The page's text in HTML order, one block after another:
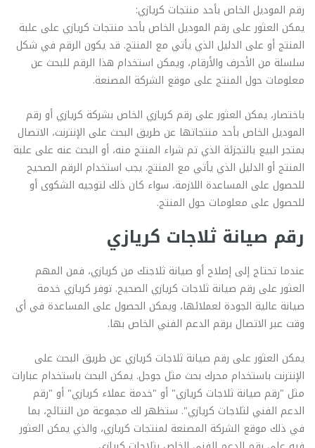
رقم الموديل الخاص بأحد منتجات كريازي:
يمكن العثور على رقم الموديل الخاص بأحد منتجات كريازي على علبة
المنتج أو على الدليل الذي يأتي مع المنتج. قد يكون الرقم في شكل
سلسلة من الأحرف والأرقام، ويمكن استخدام هذا الرقم للبحث عن
معلومات حول المنتج على موقع الشركة المصنعة.
باختصار، يمكن العثور على رقم كريازي الخاص بشركة كريازي أو رقم
الموديل الخاص بأحد منتجاتها عن طريق البحث على الإنترنت، الاتصال
بمتجر البيع بالتجزئة الذي تم شراء المنتج منه، أو البحث عنه على علبة
المنتج أو الدليل الذي يأتي مع المنتج. يجب استخدام الرقم الصحيح
للحصول على المساعدة اللازمة، سواء كان ذلك لتوجيه الشكوى أو
للحصول على معلومات حول المنتج.
رقم صيانة ثلاجات كريازي
عندما تحتاج إلى إصلاح أو صيانة ثلاجتك من كريازي، فمن المهم
العثور على رقم صيانة ثلاجات كريازي الصحيح. توفر كريازي خدمة
صيانة عالية الجودة لعملائها، ويمكن الحصول على المساعدة في أي
وقت عبر الاتصال برقم الدعم الفني الخاص بها.
يمكن العثور على رقم صيانة ثلاجات كريازي عن طريق البحث على
الإنترنت باستخدام محرك بحث مثل جوجل. يمكن البحث باستخدام عبارات
مثل "رقم صيانة ثلاجات كريازي" أو "خدمة عملاء كريازي" أو "رقم
الدعم الفني لثلاجات كريازي". ستظهر لك مجموعة من النتائج، بما
في ذلك موقع الشركة المصنعة لمنتجات كريازي، والذي يمكن العثور